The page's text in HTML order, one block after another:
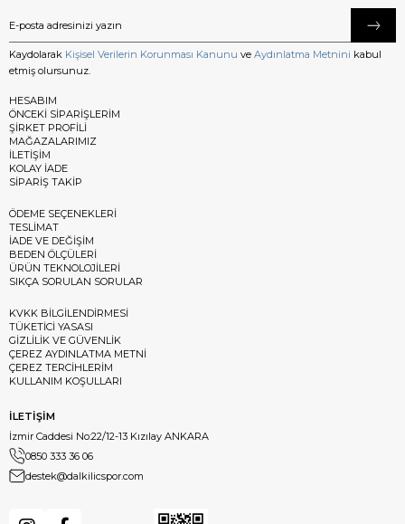
Kaydolarak Kişisel Verilerin Korunması Kanunu ve Aydınlatma Metnini kabul
etmiş olursunuz.
HESABIM
ÖNCEKİ SİPARİŞLERİM
ŞİRKET PROFİLİ
MAĞAZALARIMIZ
İLETİŞİM
KOLAY İADE
SİPARİŞ TAKİP
ÖDEME SEÇENEKLERİ
TESLİMAT
İADE VE DEĞİŞİM
BEDEN ÖLÇÜLERİ
ÜRÜN TEKNOLOJİLERİ
SIKÇA SORULAN SORULAR
KVKK BİLGİLENDİRMESİ
TÜKETİCİ YASASI
GİZLİLİK VE GÜVENLİK
ÇEREZ AYDINLATMA METNİ
ÇEREZ TERCİHLERİM
KULLANIM KOŞULLARI
İLETİŞİM
İzmir Caddesi No:22/12-13 Kızılay ANKARA
0850 333 36 06
destek@dalkilicspor.com